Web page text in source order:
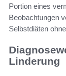
Portion eines
Beobachtungen
Selbstdiäten
Linderung